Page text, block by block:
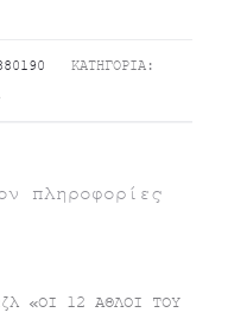
ΚΑΤΗΓΟΡΊΑ:
πληροφορίες
«ΟΙ 12 ΑΘΛΟΙ ΤΟΥ